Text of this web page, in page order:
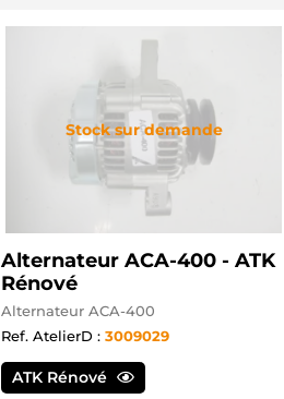
Stock sur demande
Alternateur ACA-400 - ATK
Rénové
Alternateur ACA-400
Ref. AtelierD : 3009029
ATK Rénové